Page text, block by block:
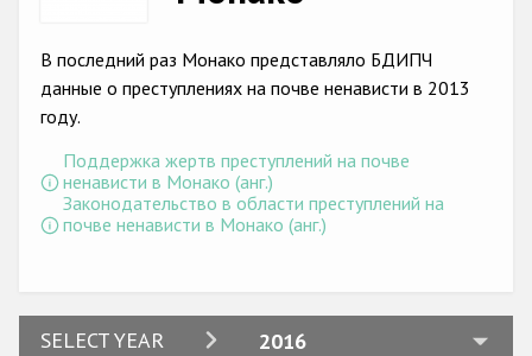
Anti-Roma hate crime
Anti-Muslim hate crime
Anti-Christian hate crime
Anti-LGBTI hate crime
В последний раз Монако представляло БДИПЧ
данные о преступлениях на почве ненависти в 2013
году.
Поддержка жертв преступлений на почве
ненависти в Монако (анг.)
Законодательство в области преступлений на
почве ненависти в Монако (анг.)
SELECT YEAR 2016
2024